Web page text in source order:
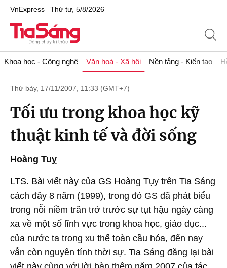
VnExpress Thứ tư, 5/8/2026
Khoa học - Công nghệ Văn hoá - Xã hội Nền tảng - Kiến tạo
Thứ bảy, 17/11/2007, 11:33 (GMT+7)
Tối ưu trong khoa học kỹ
thuật kinh tế và đời sống
Hoàng Tuỵ
LTS. Bài viết này của GS Hoàng Tụy trên Tia Sáng
cách đây 8 năm (1999), trong đó GS đã phát biểu
trong nỗi niềm trăn trở trước sự tụt hậu ngày càng
xa về một số lĩnh vực trong khoa học, giáo dục...
của nước ta trong xu thế toàn cầu hóa, đến nay
vẫn còn nguyên tính thời sự. Tia Sáng đăng lại bài